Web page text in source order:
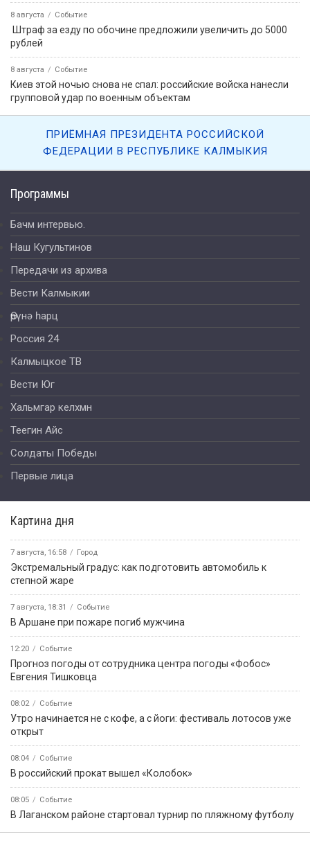
Программы
Бачм интервью.
Наш Кугультинов
Передачи из архива
Вести Калмыкии
Өрүнә һарц
Россия 24
Калмыцкое ТВ
Вести Юг
Хальмгар келхмн
Теегин Айс
Солдаты Победы
Первые лица
Картина дня
7 августа, 16:58 Город
Экстремальный градус: как подготовить автомобиль к
степной жаре
7 августа, 18:31 Событие
В Аршане при пожаре погиб мужчина
12:20 Событие
Прогноз погоды от сотрудника центра погоды «Фобос»
Евгения Тишковца
08:02 Событие
Утро начинается не с кофе, а с йоги: фестиваль лотосов уже
открыт
08:04 Событие
В российский прокат вышел «Колобок»
08:05 Событие
В Лаганском районе стартовал турнир по пляжному футболу
8 августа Событие
️ Штраф за езду по обочине предложили увеличить до 5000
рублей
8 августа Событие
Киев этой ночью снова не спал: российские войска нанесли
групповой удар по военным объектам
ПРИЁМНАЯ ПРЕЗИДЕНТА РОССИЙСКОЙ
ФЕДЕРАЦИИ В РЕСПУБЛИКЕ КАЛМЫКИЯ